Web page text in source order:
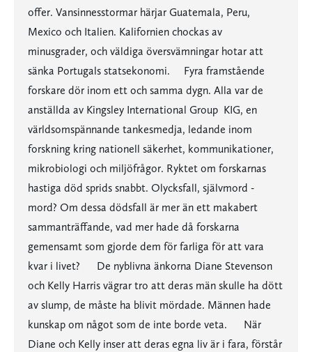
offer. Vansinnesstormar härjar Guatemala, Peru,
Mexico och Italien. Kalifornien chockas av
minusgrader, och väldiga översvämningar hotar att
sänka Portugals statsekonomi. Fyra framstående
forskare dör inom ett och samma dygn. Alla var de
anställda av Kingsley International Group  KIG, en
världsomspännande tankesmedja, ledande inom
forskning kring nationell säkerhet, kommunikationer,
mikrobiologi och miljöfrågor. Ryktet om forskarnas
hastiga död sprids snabbt. Olycksfall, självmord -
mord? Om dessa dödsfall är mer än ett makabert
sammanträffande, vad mer hade då forskarna
gemensamt som gjorde dem för farliga för att vara
kvar i livet? De nyblivna änkorna Diane Stevenson
och Kelly Harris vägrar tro att deras män skulle ha dött
av slump, de måste ha blivit mördade. Männen hade
kunskap om något som de inte borde veta. När
Diane och Kelly inser att deras egna liv är i fara, förstår